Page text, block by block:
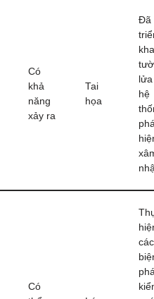
Có
khả
năng
xảy ra
Tai
họa
Đã
hệ
Có
các